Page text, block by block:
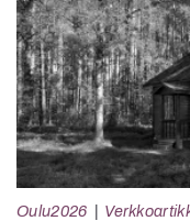
Oulu2026